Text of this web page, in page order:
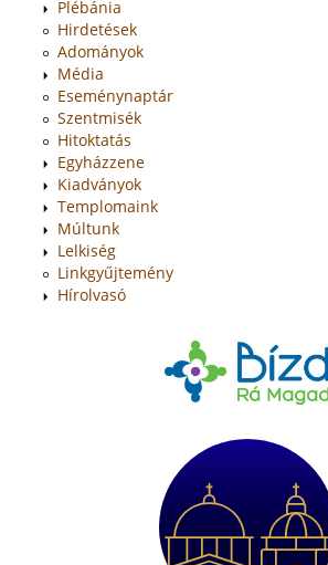
Plébánia
Hirdetések
Adományok
Média
Eseménynaptár
Szentmisék
Hitoktatás
Egyházzene
Kiadványok
Templomaink
Múltunk
Lelkiség
Linkgyűjtemény
Hírolvasó